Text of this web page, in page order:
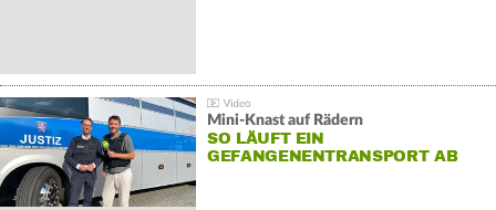
Mini-Knast auf Rädern
SO LÄUFT EIN
GEFANGENENTRANSPORT AB